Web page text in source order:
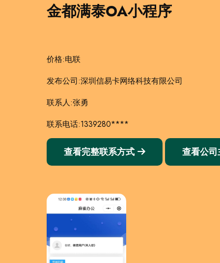
金都满泰OA小程序
价格:电联
发布公司:深圳信易卡网络科技有限公司
联系人:张勇
联系电话:1339280****
查看完整联系方式 查看公